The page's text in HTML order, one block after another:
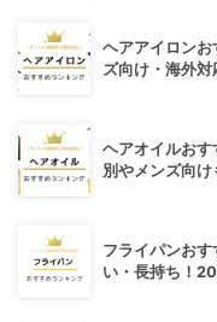
ヘアアイロン
ズ向け・海外対
ヘアオイルお
別やメンズ向け
フライパンお
い・長持ち！